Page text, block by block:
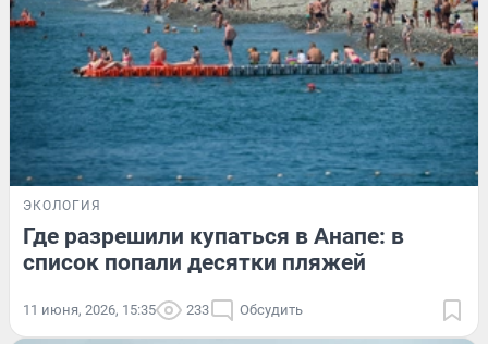
ЭКОЛОГИЯ
Где разрешили купаться в Анапе: в
список попали десятки пляжей
11 июня, 2026, 15:35 233 Обсудить